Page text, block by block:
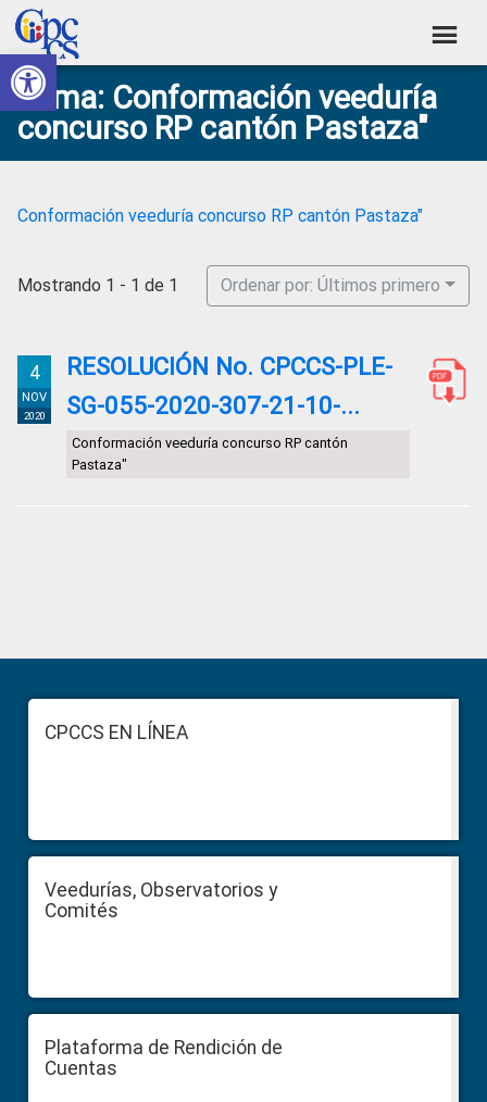
Abrir barra de herramientas
Skip
to
primary
navigation
Skip
to
main
content
Skip
to
primary
sidebar
Skip
to
footer
Consejo
de
Participación
Social
Construyendo
Poder
Ciudadano
Tema: Conformación veeduría
concurso RP cantón Pastaza"
Conformación veeduría concurso RP cantón Pastaza"
Mostrando 1 - 1 de 1 Ordenar por: Últimos primero
4
NOV
2020
RESOLUCIÓN No. CPCCS-PLE-
SG-055-2020-307-21-10-...
Conformación veeduría concurso RP cantón
Pastaza"
Sidebar
FooterCPCCS EN LÍNEA
Veedurías, Observatorios y
Comités
Plataforma de Rendición de
Cuentas